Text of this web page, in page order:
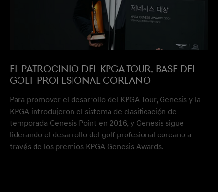
EL PATROCINIO DEL KPGA TOUR, BASE DEL
GOLF PROFESIONAL COREANO
Para promover el desarrollo del KPGA Tour, Genesis y la
KPGA introdujeron el sistema de clasificación de
temporada Genesis Point en 2016, y Genesis sigue
liderando el desarrollo del golf profesional coreano a
través de los premios KPGA Genesis Awards.